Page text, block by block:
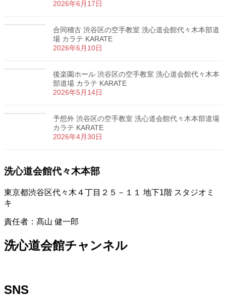
2026年6月17日
合同稽古 渋谷区の空手教室 洗心道会館代々木本部道
場 カラテ KARATE
2026年6月10日
後楽園ホール 渋谷区の空手教室 洗心道会館代々木本
部道場 カラテ KARATE
2026年5月14日
予想外 渋谷区の空手教室 洗心道会館代々木本部道場
カラテ KARATE
2026年4月30日
洗心道会館代々木本部
東京都渋谷区代々木４丁目２５－１１ 地下1階 スタジオミ
キ
責任者：髙山 健一郎
洗心道会館チャンネル
SNS